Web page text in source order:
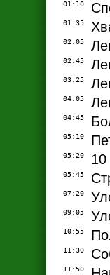
01:10
01:35
02:05
02:45
03:25
04:05
04:45
05:10
05:20
05:45
07:20
09:05
10:55
11:30
11:50